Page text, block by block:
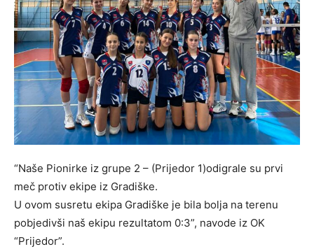
“Naše Pionirke iz grupe 2 – (Prijedor 1)odigrale su prvi
meč protiv ekipe iz Gradiške.
U ovom susretu ekipa Gradiške je bila bolja na terenu
pobjedivši naš ekipu rezultatom 0:3”, navode iz OK
“Prijedor”.